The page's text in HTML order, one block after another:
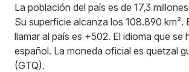
La población del país es de 17,3
Su superficie alcanza los 108.890 km².
llamar al país es +502. El idioma que se
español. La moneda oficial es quetzal
(GTQ).